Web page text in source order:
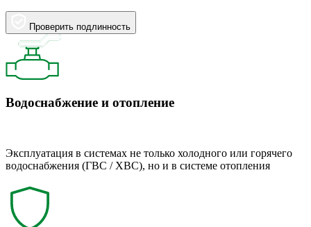
Проверить подлинность
Водоснабжение и отопление
Эксплуатация в системах не только холодного или горячего
водоснабжения (ГВС / ХВС), но и в системе отопления